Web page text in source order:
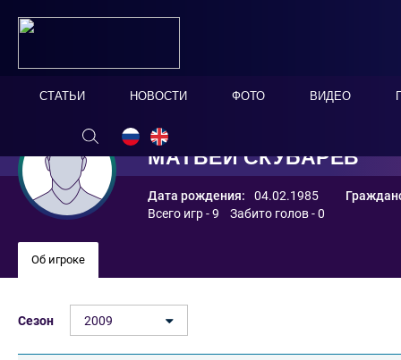
СТАТЬИ НОВОСТИ ФОТО ВИДЕО
МАТВЕЙ СКУБАРЕВ
Дата рождения: 04.02.1985
Всего игр - 9 Забито голов - 0
Об игроке
Сезон 2009